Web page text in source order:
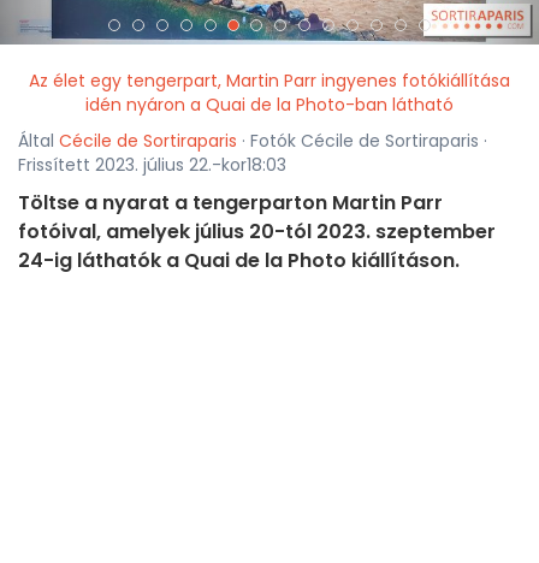
Az élet egy tengerpart, Martin Parr ingyenes fotókiállítása
idén nyáron a Quai de la Photo-ban látható
Által Cécile de Sortiraparis · Fotók Cécile de Sortiraparis ·
Frissített 2023. július 22.-kor18:03
Töltse a nyarat a tengerparton Martin Parr
fotóival, amelyek július 20-tól 2023. szeptember
24-ig láthatók a Quai de la Photo kiállításon.